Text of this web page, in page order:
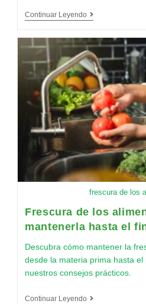
Continuar Leyendo
frescura de los
Frescura de los
mantenerla hasta el
Descubra cómo mantener la
desde la materia prima hasta el
nuestros consejos prácticos.
Continuar Leyendo